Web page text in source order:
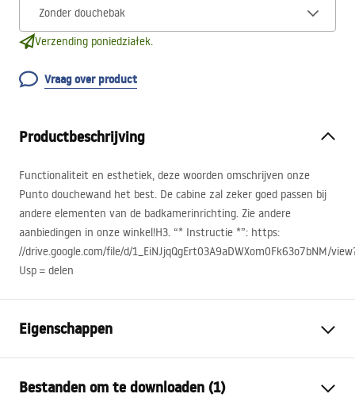
Verzending poniedziałek.
Vraag over product
Productbeschrijving
Functionaliteit en esthetiek, deze woorden omschrijven onze
Punto douchewand het best. De cabine zal zeker goed passen bij
andere elementen van de badkamerinrichting. Zie andere
aanbiedingen in onze winkel!H3. “* Instructie *”: https:
//drive.google.com/file/d/1_EiNJjqQgErt03A9aDWXom0Fk63o7bNM/
Usp = delen
Eigenschappen
Kleur
Goud geborsteld
Bestanden om te downloaden (1)